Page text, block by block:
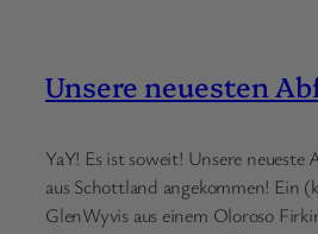
Unsere neuesten
YaY! Es ist soweit! Unsere
aus Schottland angekommen! Ein
GlenWyvis aus einem Oloroso